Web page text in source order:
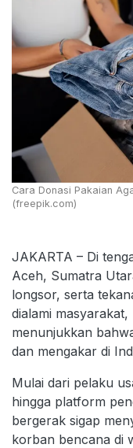
Cara Donasi Pakaian
(freepik.com)
JAKARTA – Di
Aceh, Sumatra
longsor, serta
dialami
menunjukkan
dan mengakar di
Mulai dari pelaku
hingga platform
bergerak sigap
korban bencana di